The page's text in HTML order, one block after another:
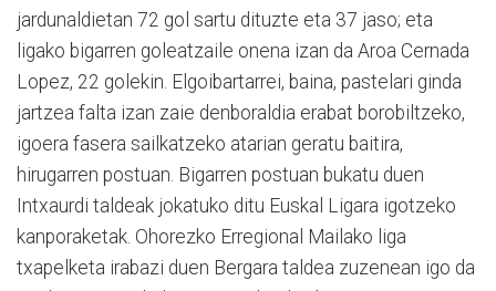
jardunaldietan 72 gol sartu dituzte eta 37 jaso; eta
ligako bigarren goleatzaile onena izan da Aroa Cernada
Lopez, 22 golekin. Elgoibartarrei, baina, pastelari ginda
jartzea falta izan zaie denboraldia erabat borobiltzeko,
igoera fasera sailkatzeko atarian geratu baitira,
hirugarren postuan. Bigarren postuan bukatu duen
Intxaurdi taldeak jokatuko ditu Euskal Ligara igotzeko
kanporaketak. Ohorezko Erregional Mailako liga
txapelketa irabazi duen Bergara taldea zuzenean igo da